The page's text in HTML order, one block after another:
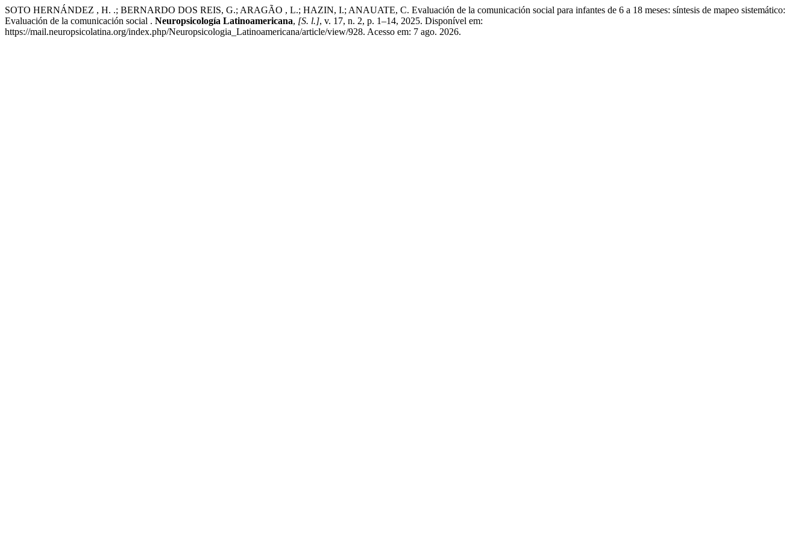
SOTO HERNÁNDEZ , H. .; BERNARDO DOS REIS, G.; ARAGÃO , L.; HAZIN, I.; ANAUATE, C. Evaluación de la comunicación social para infantes de 6 a 18 meses: síntesis de mapeo sistemático:
Evaluación de la comunicación social . Neuropsicología Latinoamericana, [S. l.], v. 17, n. 2, p. 1–14, 2025. Disponível em:
https://mail.neuropsicolatina.org/index.php/Neuropsicologia_Latinoamericana/article/view/928. Acesso em: 7 ago. 2026.